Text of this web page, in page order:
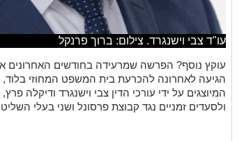
עו"ד צבי וישנגרד. צילום: ברוך פרנקל
עוקץ נוסף? הפרשה שמרעידה בחודשים האחרונים
הגיעה לאחרונה להכרעת בית המשפט המחוזי
המיוצגים על ידי עורכי הדין צבי וישנגרד ודיקלה
ולסעדים זמניים נגד קבוצת פרסונל ושני בעלי